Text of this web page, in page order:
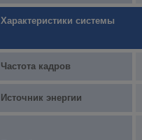
Характеристики системы
Частота кадров
Источник энергии